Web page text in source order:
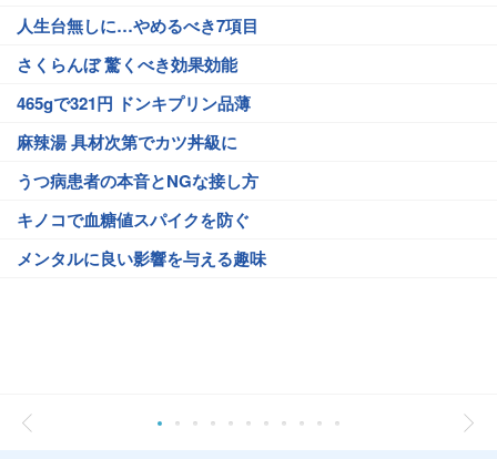
人生台無しに…やめるべき7項目
さくらんぼ 驚くべき効果効能
465gで321円 ドンキプリン品薄
麻辣湯 具材次第でカツ丼級に
うつ病患者の本音とNGな接し方
キノコで血糖値スパイクを防ぐ
メンタルに良い影響を与える趣味